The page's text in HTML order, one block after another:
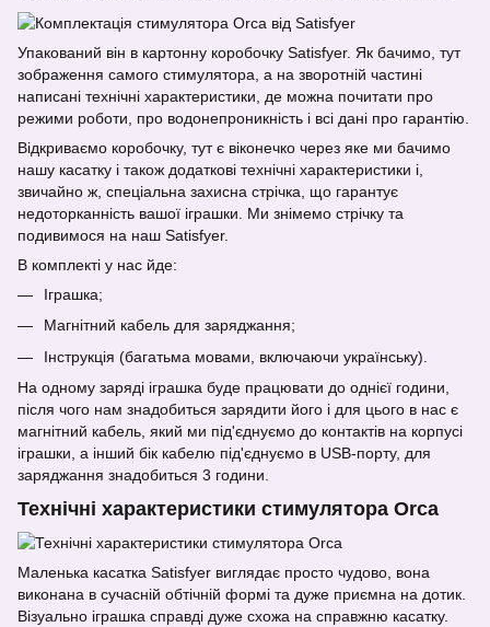
Упакований він в картонну коробочку Satisfyer. Як бачимо, тут
зображення самого стимулятора, а на зворотній частині
написані технічні характеристики, де можна почитати про
режими роботи, про водонепроникність і всі дані про гарантію.
Відкриваємо коробочку, тут є віконечко через яке ми бачимо
нашу касатку і також додаткові технічні характеристики і,
звичайно ж, спеціальна захисна стрічка, що гарантує
недоторканність вашої іграшки. Ми знімемо стрічку та
подивимося на наш Satisfyer.
В комплекті у нас йде:
Іграшка;
Магнітний кабель для заряджання;
Інструкція (багатьма мовами, включаючи українську).
На одному заряді іграшка буде працювати до однієї години,
після чого нам знадобиться зарядити його і для цього в нас є
магнітний кабель, який ми під'єднуємо до контактів на корпусі
іграшки, а інший бік кабелю під'єднуємо в USB-порту, для
заряджання знадобиться 3 години.
Технічні характеристики стимулятора Orca
Маленька касатка Satisfyer виглядає просто чудово, вона
виконана в сучасній обтічній формі та дуже приємна на дотик.
Візуально іграшка справді дуже схожа на справжню касатку.